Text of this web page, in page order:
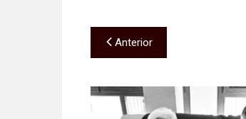
Navegación
de
entradas
Anterior